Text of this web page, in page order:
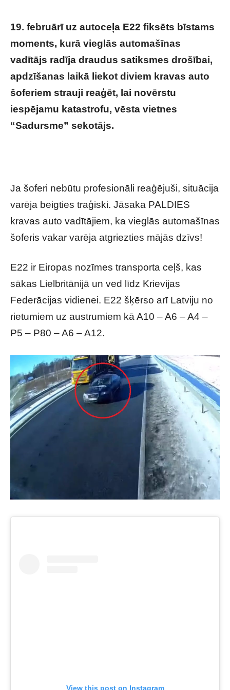
19. februārī uz autoceļa E22 fiksēts bīstams
moments, kurā vieglās automašīnas
vadītājs radīja draudus satiksmes drošībai,
apdzīšanas laikā liekot diviem kravas auto
šoferiem strauji reaģēt, lai novērstu
iespējamu katastrofu, vēsta vietnes
“Sadursme” sekotājs.
Ja šoferi nebūtu profesionāli reaģējuši, situācija
varēja beigties traģiski. Jāsaka PALDIES
kravas auto vadītājiem, ka vieglās automašīnas
šoferis vakar varēja atgriezties mājās dzīvs!
E22 ir Eiropas nozīmes transporta ceļš, kas
sākas Lielbritānijā un ved līdz Krievijas
Federācijas vidienei. E22 šķērso arī Latviju no
rietumiem uz austrumiem kā A10 – A6 – A4 –
P5 – P80 – A6 – A12.
View this post on Instagram